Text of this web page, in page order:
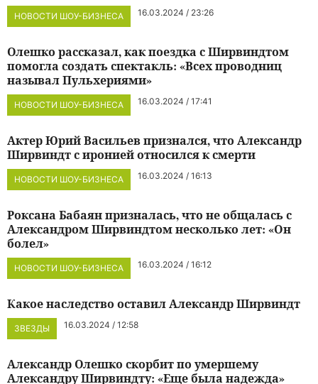
НОВОСТИ ШОУ-БИЗНЕСА 16.03.2024 / 23:26
НОВОСТИ ШОУ-БИЗНЕСА 16.03.2024 / 17:41
Олешко рассказал, как поездка с Ширвиндтом
помогла создать спектакль: «Всех проводниц
называл Пульхериями»
НОВОСТИ ШОУ-БИЗНЕСА 16.03.2024 / 16:13
Актер Юрий Васильев признался, что Александр
Ширвиндт с иронией относился к смерти
НОВОСТИ ШОУ-БИЗНЕСА 16.03.2024 / 16:12
Роксана Бабаян призналась, что не общалась с
Александром Ширвиндтом несколько лет: «Он
болел»
ЗВЕЗДЫ 16.03.2024 / 12:58
Какое наследство оставил Александр Ширвиндт
Александр Олешко скорбит по умершему
Александру Ширвиндту: «Еще была надежда»